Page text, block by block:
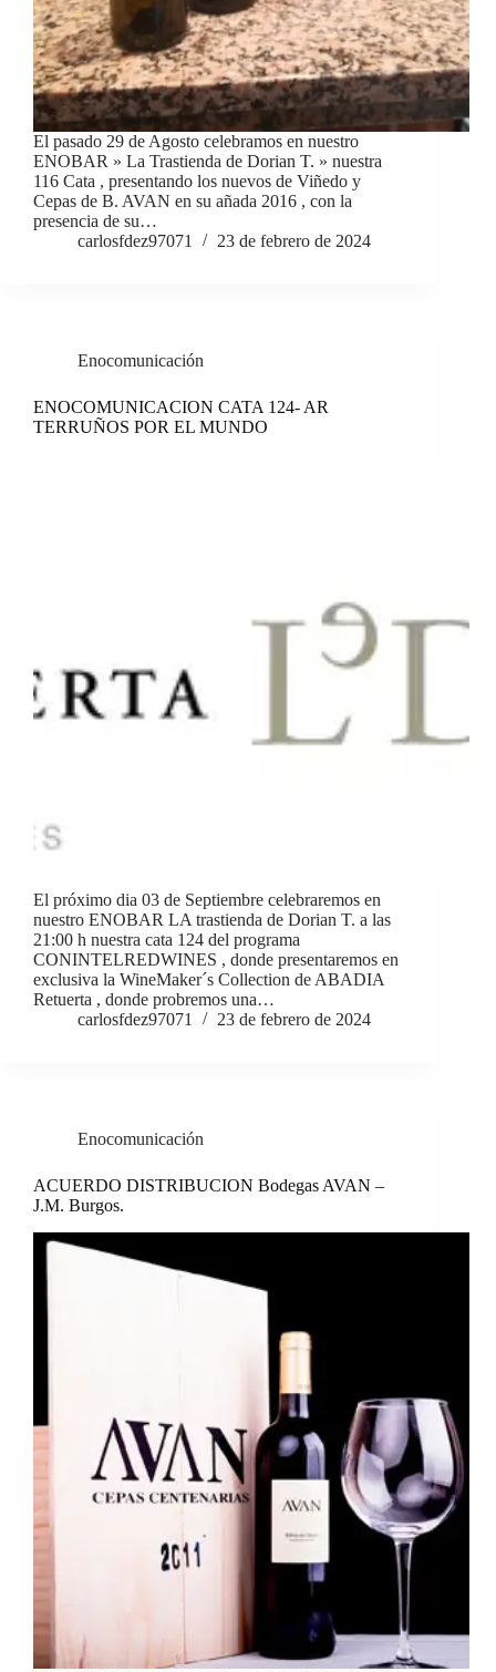
El pasado 29 de Agosto celebramos en nuestro
ENOBAR » La Trastienda de Dorian T. » nuestra
116 Cata , presentando los nuevos de Viñedo y
Cepas de B. AVAN en su añada 2016 , con la
presencia de su…
carlosfdez97071
23 de febrero de 2024
Enocomunicación
ENOCOMUNICACION CATA 124- AR
TERRUÑOS POR EL MUNDO
El próximo dia 03 de Septiembre celebraremos en
nuestro ENOBAR LA trastienda de Dorian T. a las
21:00 h nuestra cata 124 del programa
CONINTELREDWINES , donde presentaremos en
exclusiva la WineMaker´s Collection de ABADIA
Retuerta , donde probremos una…
carlosfdez97071
23 de febrero de 2024
Enocomunicación
ACUERDO DISTRIBUCION Bodegas AVAN –
J.M. Burgos.